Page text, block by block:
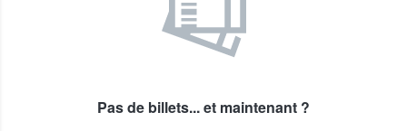
Pas de billets... et maintenant ?